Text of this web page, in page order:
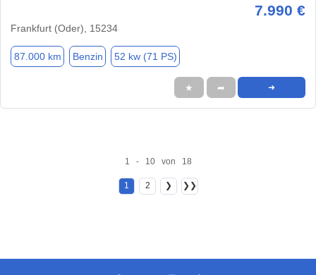
7.990 €
Frankfurt (Oder), 15234
87.000 km Benzin 52 kw (71 PS)
★ ➦ ➜
1 - 10 von 18
1 2 ❯ ❯❯